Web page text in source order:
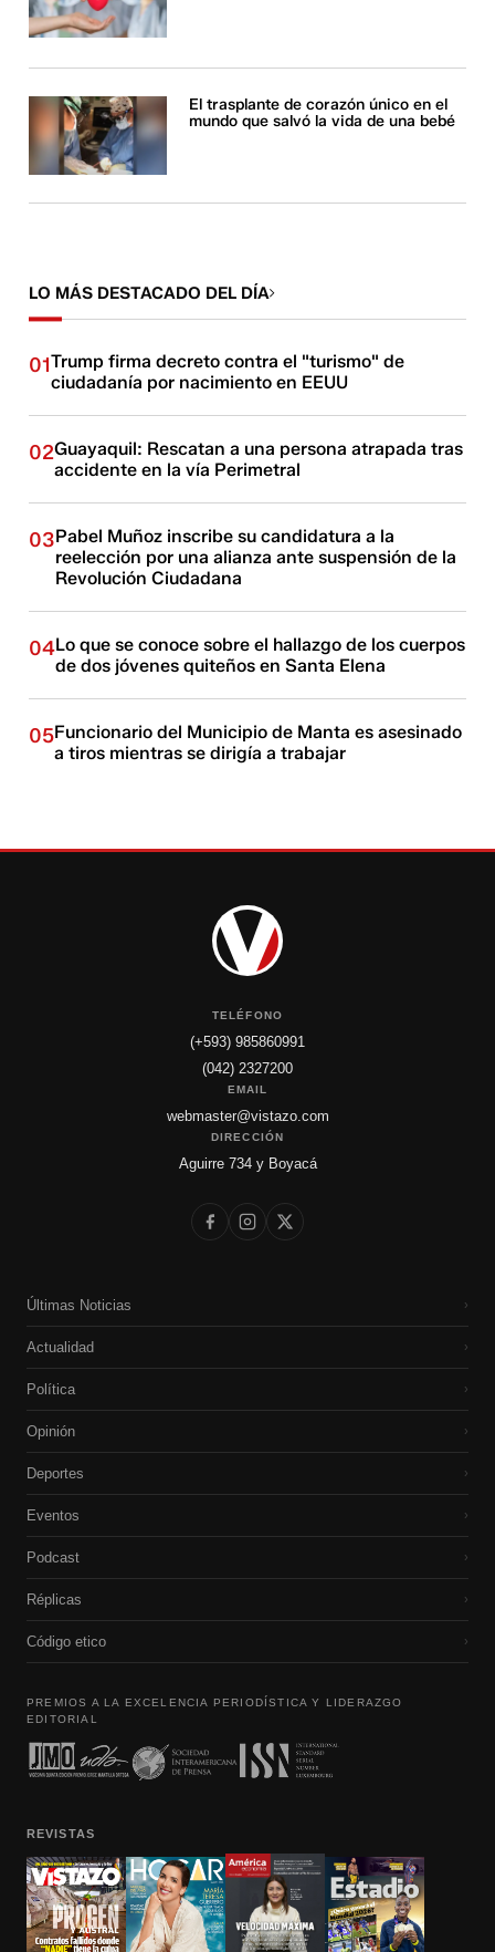
El trasplante de corazón único en el
mundo que salvó la vida de una bebé
LO MÁS DESTACADO DEL DÍA
01Trump firma decreto contra el "turismo" de
ciudadanía por nacimiento en EEUU
02Guayaquil: Rescatan a una persona atrapada tras
accidente en la vía Perimetral
03Pabel Muñoz inscribe su candidatura a la
reelección por una alianza ante suspensión de la
Revolución Ciudadana
04Lo que se conoce sobre el hallazgo de los cuerpos
de dos jóvenes quiteños en Santa Elena
05Funcionario del Municipio de Manta es asesinado
a tiros mientras se dirigía a trabajar
TELÉFONO
(+593) 985860991
(042) 2327200
EMAIL
webmaster@vistazo.com
DIRECCIÓN
Aguirre 734 y Boyacá
Últimas Noticias ›
Actualidad ›
Política ›
Opinión ›
Deportes ›
Eventos ›
Podcast ›
Réplicas ›
Código etico ›
PREMIOS A LA EXCELENCIA PERIODÍSTICA Y LIDERAZGO
EDITORIAL
REVISTAS